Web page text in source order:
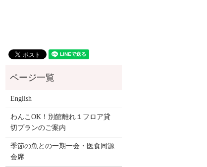
English
わんこOK！別館離れ１フロア貸
切プランのご案内
季節の魚との一期一会・医食同源
会席